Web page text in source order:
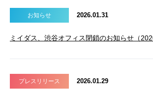
お知らせ 2026.01.31
ミイダス、渋谷オフィス閉鎖のお知らせ（
プレスリリース 2026.01.29